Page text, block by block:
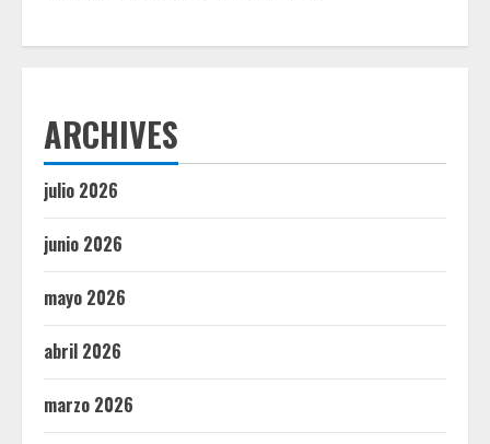
ARCHIVES
julio 2026
junio 2026
mayo 2026
abril 2026
marzo 2026